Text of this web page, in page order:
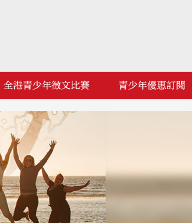
全港青少年徵文比賽 青少年優惠訂閱